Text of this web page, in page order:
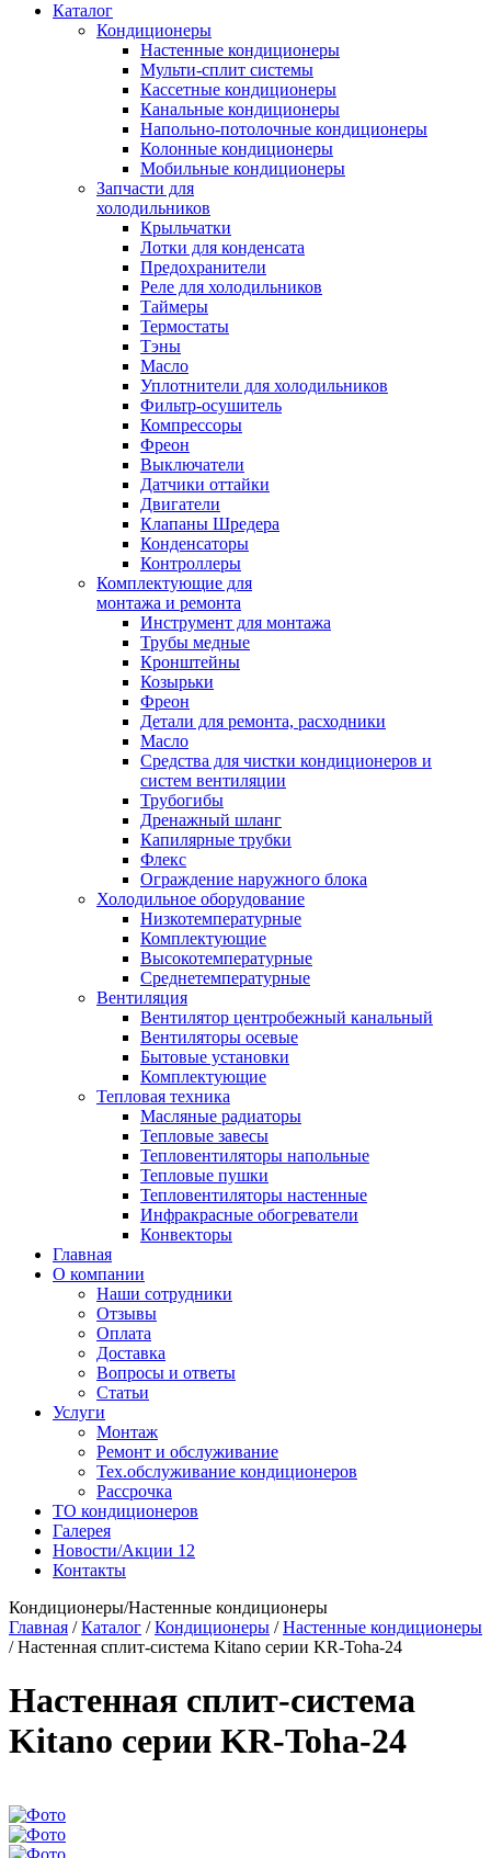
Каталог
Кондиционеры
Настенные кондиционеры
Мульти-сплит системы
Кассетные кондиционеры
Канальные кондиционеры
Напольно-потолочные кондиционеры
Колонные кондиционеры
Мобильные кондиционеры
Запчасти для
холодильников
Крыльчатки
Лотки для конденсата
Предохранители
Реле для холодильников
Таймеры
Термостаты
Тэны
Масло
Уплотнители для холодильников
Фильтр-осушитель
Компрессоры
Фреон
Выключатели
Датчики оттайки
Двигатели
Клапаны Шредера
Конденсаторы
Контроллеры
Комплектующие для
монтажа и ремонта
Инструмент для монтажа
Трубы медные
Кронштейны
Козырьки
Фреон
Детали для ремонта, расходники
Масло
Средства для чистки кондиционеров и
систем вентиляции
Трубогибы
Дренажный шланг
Капилярные трубки
Флекс
Ограждение наружного блока
Холодильное оборудование
Низкотемпературные
Комплектующие
Высокотемпературные
Среднетемпературные
Вентиляция
Вентилятор центробежный канальный
Вентиляторы осевые
Бытовые установки
Комплектующие
Тепловая техника
Масляные радиаторы
Тепловые завесы
Тепловентиляторы напольные
Тепловые пушки
Тепловентиляторы настенные
Инфракрасные обогреватели
Конвекторы
Главная
О компании
Наши сотрудники
Отзывы
Оплата
Доставка
Вопросы и ответы
Статьи
Услуги
Монтаж
Ремонт и обслуживание
Тех.обслуживание кондиционеров
Рассрочка
ТО кондиционеров
Галерея
Новости/Акции 12
Контакты
Кондиционеры/Настенные кондиционеры
Главная /Каталог /Кондиционеры /Настенные кондиционеры
/Настенная сплит-система Kitano серии KR-Toha-24
Настенная сплит-система
Kitano серии KR-Toha-24